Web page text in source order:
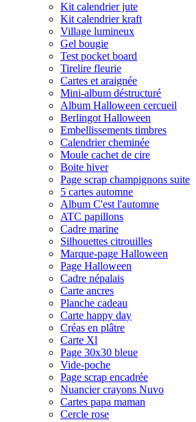
Kit calendrier jute
Kit calendrier kraft
Village lumineux
Gel bougie
Test pocket board
Tirelire fleurie
Cartes et araignée
Mini-album déstructuré
Album Halloween cercueil
Berlingot Halloween
Embellissements timbres
Calendrier cheminée
Moule cachet de cire
Boite hiver
Page scrap champignons suite
5 cartes automne
Album C'est l'automne
ATC papillons
Cadre marine
Silhouettes citrouilles
Marque-page Halloween
Page Halloween
Cadre népalais
Carte ancres
Planche cadeau
Carte happy day
Créas en plâtre
Carte Xl
Page 30x30 bleue
Vide-poche
Page scrap encadrée
Nuancier crayons Nuvo
Cartes papa maman
Cercle rose